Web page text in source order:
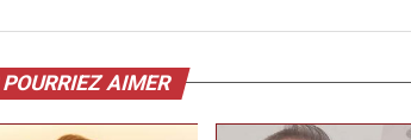
POURRIEZ AIMER